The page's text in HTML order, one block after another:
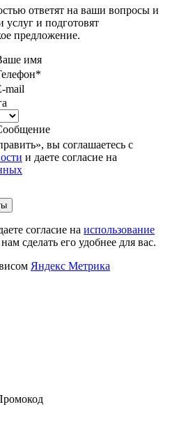
ответят на ваши вопросы и
услуг и подготовят
предложение.
имя
*
mail
вы соглашаетесь с
и даете согласие на
согласие на использование
сделать его удобнее для вас.
Яндекс Метрика